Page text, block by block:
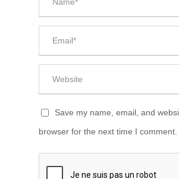
Save my name, email, and
browser for the next time I comment.